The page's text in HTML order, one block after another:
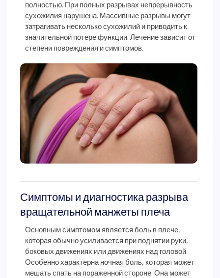
полностью. При полных разрывах непрерывность
сухожилия нарушена. Массивные разрывы могут
затрагивать несколько сухожилий и приводить к
значительной потере функции. Лечение зависит от
степени повреждения и симптомов.
Симптомы и диагностика разрыва
вращательной манжеты плеча
Основным симптомом является боль в плече,
которая обычно усиливается при поднятии руки,
боковых движениях или движениях над головой.
Особенно характерна ночная боль, которая может
мешать спать на пораженной стороне. Она может